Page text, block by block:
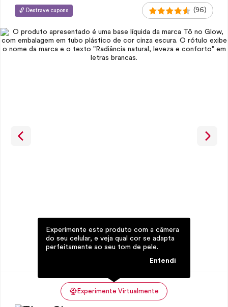
🔓 Destrave cupons (96)
Experimente Virtualmente
Experimente este produto com a câmera
do seu celular, e veja qual cor se adapta
perfeitamente ao seu tom de pele.
Entendi